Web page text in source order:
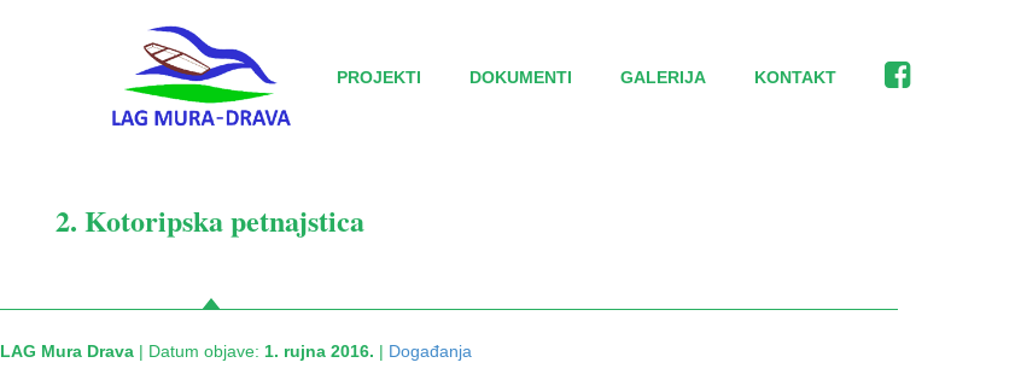
PROJEKTI DOKUMENTI GALERIJA KONTAKT
2. Kotoripska petnajstica
LAG Mura Drava| Datum objave: 1. rujna 2016. | Događanja